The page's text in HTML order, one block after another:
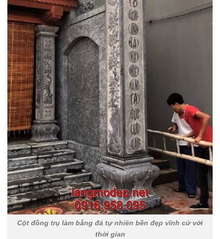
Cột đồng trụ làm bằng đá tự nhiên bền đẹp vĩnh cử với
thời gian